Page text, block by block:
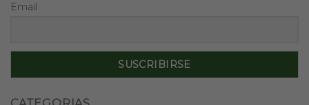
Email